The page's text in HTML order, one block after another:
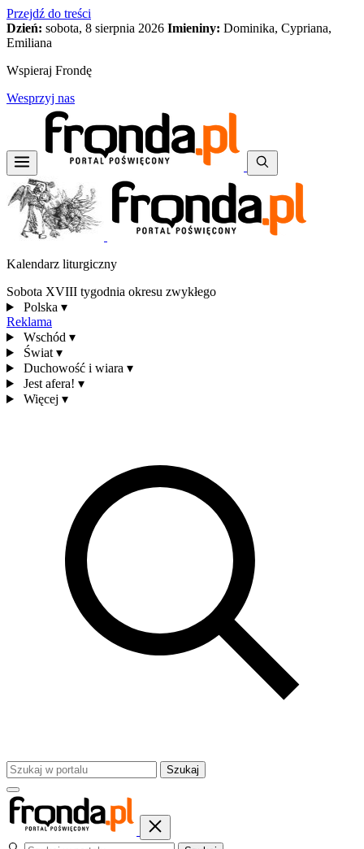
Przejdź do treści
Dzień: sobota, 8 sierpnia 2026 Imieniny: Dominika, Cypriana,
Emiliana
Wspieraj Frondę
Wesprzyj nas
Kalendarz liturgiczny
Sobota XVIII tygodnia okresu zwykłego
Polska ▾
Reklama
Wschód ▾
Świat ▾
Duchowość i wiara ▾
Jest afera! ▾
Więcej ▾
Szukaj